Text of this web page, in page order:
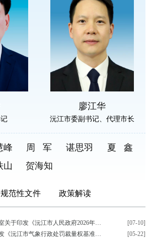
廖江华
沅江市委副书记、代理市长
峰 周 军 谌思羽
夏 鑫
山 贺海知
规范性文件 政策解读
沅江市人民政府办公室关于印发《沅江市人民政府2026年度重大行政决策事项目录》的通知
[07-10]
沅江市气象局关于印发《沅江市气象行政处罚裁量权基准》的通知
[05-22]